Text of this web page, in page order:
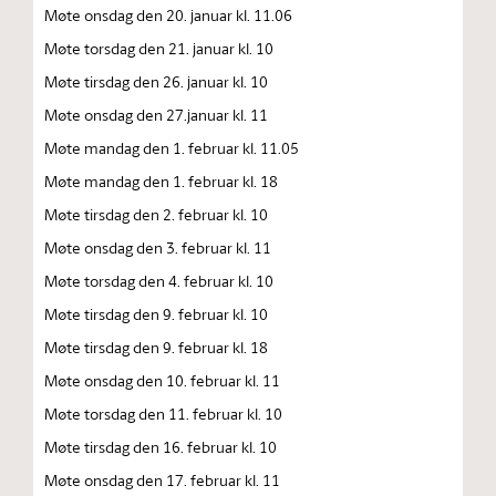
Møte onsdag den 20. januar kl. 11.06
Møte torsdag den 21. januar kl. 10
Møte tirsdag den 26. januar kl. 10
Møte onsdag den 27.januar kl. 11
Møte mandag den 1. februar kl. 11.05
Møte mandag den 1. februar kl. 18
Møte tirsdag den 2. februar kl. 10
Møte onsdag den 3. februar kl. 11
Møte torsdag den 4. februar kl. 10
Møte tirsdag den 9. februar kl. 10
Møte tirsdag den 9. februar kl. 18
Møte onsdag den 10. februar kl. 11
Møte torsdag den 11. februar kl. 10
Møte tirsdag den 16. februar kl. 10
Møte onsdag den 17. februar kl. 11